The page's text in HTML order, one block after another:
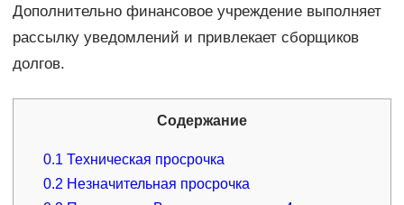
Дополнительно финансовое учреждение выполняет
рассылку уведомлений и привлекает сборщиков
долгов.
Содержание
0.1 Техническая просрочка
0.2 Незначительная просрочка